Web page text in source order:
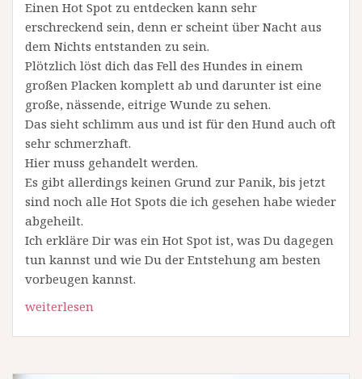
Einen Hot Spot zu entdecken kann sehr
erschreckend sein, denn er scheint über Nacht aus
dem Nichts entstanden zu sein.
Plötzlich löst dich das Fell des Hundes in einem
großen Placken komplett ab und darunter ist eine
große, nässende, eitrige Wunde zu sehen.
Das sieht schlimm aus und ist für den Hund auch oft
sehr schmerzhaft.
Hier muss gehandelt werden.
Es gibt allerdings keinen Grund zur Panik, bis jetzt
sind noch alle Hot Spots die ich gesehen habe wieder
abgeheilt.
Ich erkläre Dir was ein Hot Spot ist, was Du dagegen
tun kannst und wie Du der Entstehung am besten
vorbeugen kannst.
weiterlesen